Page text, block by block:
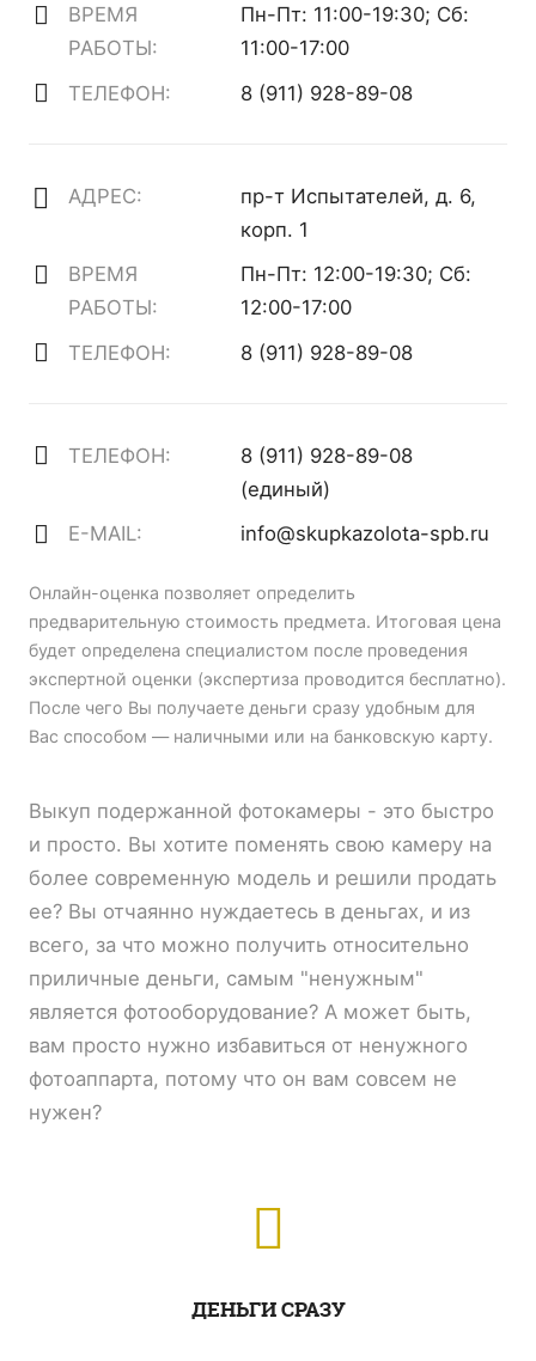
ВРЕМЯ
РАБОТЫ:
Пн-Пт: 11:00-19:30; Сб:
11:00-17:00
ТЕЛЕФОН:
8 (911) 928-89-08
АДРЕС:
пр-т Испытателей, д. 6,
корп. 1
ВРЕМЯ
РАБОТЫ:
Пн-Пт: 12:00-19:30; Сб:
12:00-17:00
ТЕЛЕФОН:
8 (911) 928-89-08
ТЕЛЕФОН:
8 (911) 928-89-08
(единый)
E-MAIL:
info@skupkazolota-spb.ru
Онлайн-оценка позволяет определить
предварительную стоимость предмета. Итоговая цена
будет определена специалистом после проведения
экспертной оценки (экспертиза проводится бесплатно).
После чего Вы получаете деньги сразу удобным для
Вас способом — наличными или на банковскую карту.
Выкуп подержанной фотокамеры - это быстро
и просто. Вы хотите поменять свою камеру на
более современную модель и решили продать
ее? Вы отчаянно нуждаетесь в деньгах, и из
всего, за что можно получить относительно
приличные деньги, самым "ненужным"
является фотооборудование? А может быть,
вам просто нужно избавиться от ненужного
фотоаппарта, потому что он вам совсем не
нужен?
ДЕНЬГИ СРАЗУ